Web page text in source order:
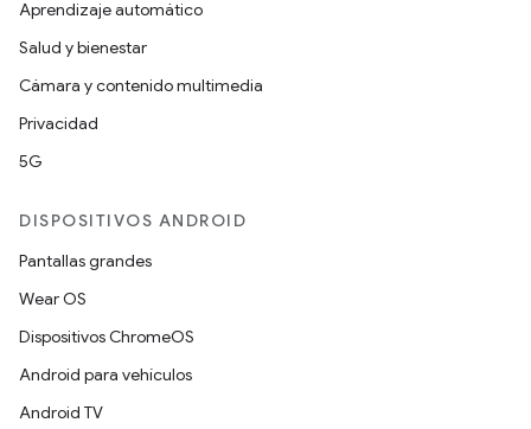
Aprendizaje automático
Salud y bienestar
Cámara y contenido multimedia
Privacidad
5G
DISPOSITIVOS ANDROID
Pantallas grandes
Wear OS
Dispositivos ChromeOS
Android para vehículos
Android TV